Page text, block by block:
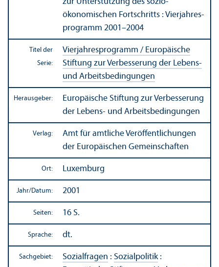
ökonomischen Fortschritts : Vierjahres­
programm 2001–2004
Titel der
Serie:
Vierjahres­programm / Europäische
Stiftung zur Verbesserung der Lebens-
und Arbeits­bedingungen
Herausgeber:
Europäische Stiftung zur Verbesserung
der Lebens- und Arbeits­bedingungen
Verlag:
Amt für amtliche Veröffentlichungen
der Europäischen Gemeinschaften
Ort: Luxemburg
Jahr/Datum: 2001
Seiten: 16 S.
Sprache: dt.
Sachgebiet: Sozialfragen : Sozialpolitik: